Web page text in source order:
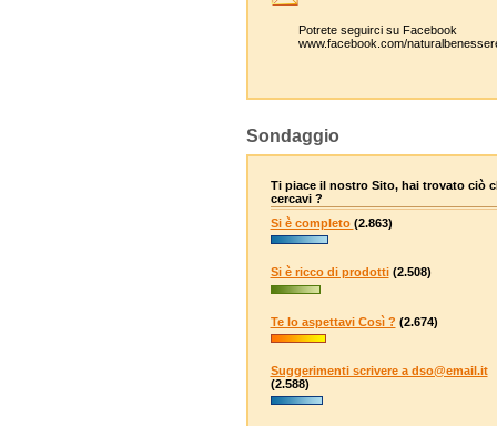
Potrete seguirci su Facebook
www.facebook.com/
Sondaggio
Ti piace il nostro Sito, hai trovato ciò
cercavi ?
Si è completo (2.863)
Si è ricco di prodotti (2.508)
Te lo aspettavi Così ? (2.674)
Suggerimenti scrivere a dso@email.it
(2.588)